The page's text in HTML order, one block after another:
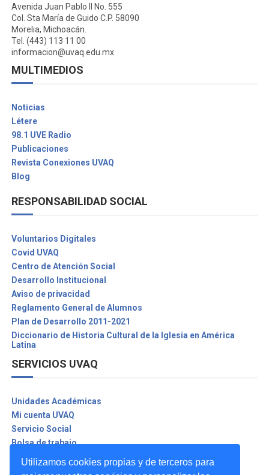
Utilizamos cookies propias y de terceros para
Avenida Juan Pablo II No. 555
Col. Sta María de Guido C.P. 58090
Morelia, Michoacán.
Tel. (443) 113 11 00
informacion@uvaq.edu.mx
MULTIMEDIOS
Noticias
Létere
98.1 UVE Radio
Publicaciones
Revista Conexiones UVAQ
Blog
RESPONSABILIDAD SOCIAL
Voluntarios Digitales
Covid UVAQ
Centro de Atención Social
Desarrollo Institucional
Aviso de privacidad
Reglamento General de Alumnos
Plan de Desarrollo 2011-2021
Diccionario de Historia Cultural de la Iglesia en América
Latina
SERVICIOS UVAQ
Unidades Académicas
Mi cuenta UVAQ
Servicio Social
Bolsa de trabajo
Biblioteca Digital
Seguro contra accidentes